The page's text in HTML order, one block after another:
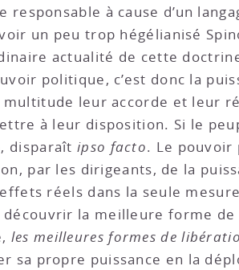
à cause d’un
un peu trop hégélianisé
actualité de cette
politique, c’est donc la
leur accorde et leur
à leur disposition. Si le
disparaît ipso facto. Le pouvoir
par les dirigeants, de la
réels dans la seule
découvrir la meilleure forme
les meilleures formes de
sa propre puissance en la